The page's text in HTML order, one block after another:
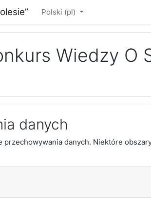
Polski ‎(pl)‎
Wiedzy O
danych
danych. Niektóre